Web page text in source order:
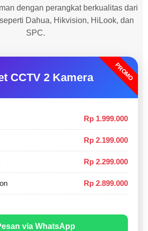
dengan perangkat berkualitas dari
Dahua, Hikvision, HiLook, dan
SPC.
PROMO
CCTV 2 Kamera
Rp 1.999.000
Rp 2.199.000
Rp 2.299.000
Rp 2.899.000
via WhatsApp